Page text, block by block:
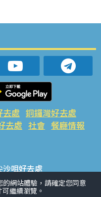
去處 銅鑼灣好去處
去處 社會 餐廳情報
沙咀好去處
去處 旺角好去處 社會
網站體驗，請確定您同意
可繼續瀏覽。